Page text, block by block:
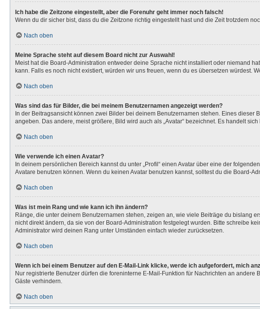
Ich habe die Zeitzone eingestellt, aber die Forenuhr geht immer noch falsch!
Wenn du dir sicher bist, dass du die Zeitzone richtig eingestellt hast und die Zeit trotzdem
Nach oben
Meine Sprache steht auf diesem Board nicht zur Auswahl!
Meist hat die Board-Administration entweder deine Sprache nicht installiert oder niemand
kann. Falls es noch nicht existiert, würden wir uns freuen, wenn du es übersetzen würdest.
Nach oben
Was sind das für Bilder, die bei meinem Benutzernamen angezeigt werden?
In der Beitragsansicht können zwei Bilder bei deinem Benutzernamen stehen. Eines
angeben. Das andere, meist größere, Bild wird auch als „Avatar“ bezeichnet. Es handelt
Nach oben
Wie verwende ich einen Avatar?
In deinem persönlichen Bereich kannst du unter „Profil“ einen Avatar über eine der
Avatare benutzen können. Wenn du keinen Avatar benutzen kannst, solltest du die Board-
Nach oben
Was ist mein Rang und wie kann ich ihn ändern?
Ränge, die unter deinem Benutzernamen stehen, zeigen an, wie viele Beiträge du bislang
nicht direkt ändern, da sie von der Board-Administration festgelegt wurden. Bitte schreibe
Administrator wird deinen Rang unter Umständen einfach wieder zurücksetzen.
Nach oben
Wenn ich bei einem Benutzer auf den E-Mail-Link klicke, werde ich aufgefordert, mich
Nur registrierte Benutzer dürfen die foreninterne E-Mail-Funktion für Nachrichten an
Gäste verhindern.
Nach oben